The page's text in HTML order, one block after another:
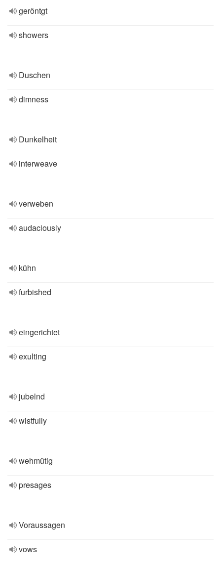
geröntgt
showers
Duschen
dimness
Dunkelheit
interweave
verweben
audaciously
kühn
furbished
eingerichtet
exulting
jubelnd
wistfully
wehmütig
presages
Voraussagen
vows